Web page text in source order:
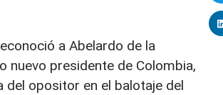
a Abelardo de la
nuevo presidente de Colombia,
del opositor en el balotaje del